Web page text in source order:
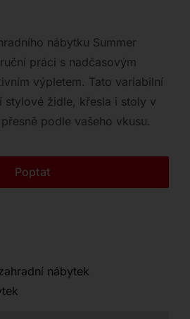
Značky
Outlet
nábytku Summer
práci s nadčasovým
výpletem. Tato variabilní
stylové židle, křesla i stoly v
podle vašeho vkusu.
Poptat
nábytek